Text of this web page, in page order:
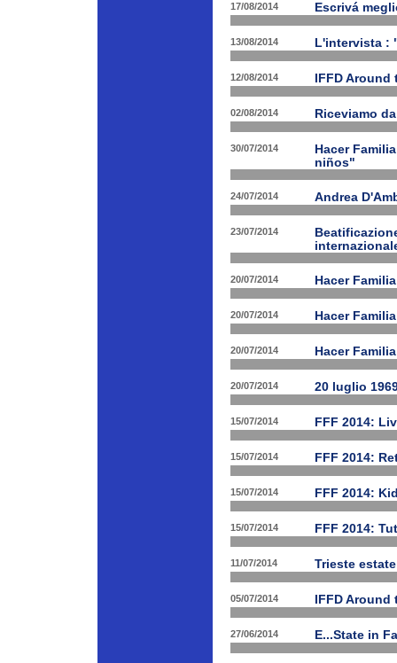
17/08/2014 Escrivá
13/08/2014 L'intervista :
12/08/2014 IFFD
02/08/2014 Riceviamo
30/07/2014
Hacer
niños"
24/07/2014 Andrea
23/07/2014
20/07/2014 Hacer
20/07/2014 Hacer
20/07/2014 Hacer
20/07/2014 20 luglio
15/07/2014 FFF 2014:
15/07/2014 FFF 2014:
15/07/2014 FFF 2014:
15/07/2014 FFF 2014:
11/07/2014 Trieste
05/07/2014 IFFD
27/06/2014 E...State in